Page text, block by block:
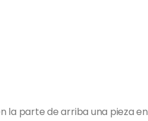
la parte de arriba una pieza en